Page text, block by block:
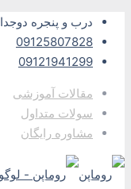
درب و پنجره
09125807828
09121941299
مقالات آموزشی
سولات متداول
مشاوره رایگان